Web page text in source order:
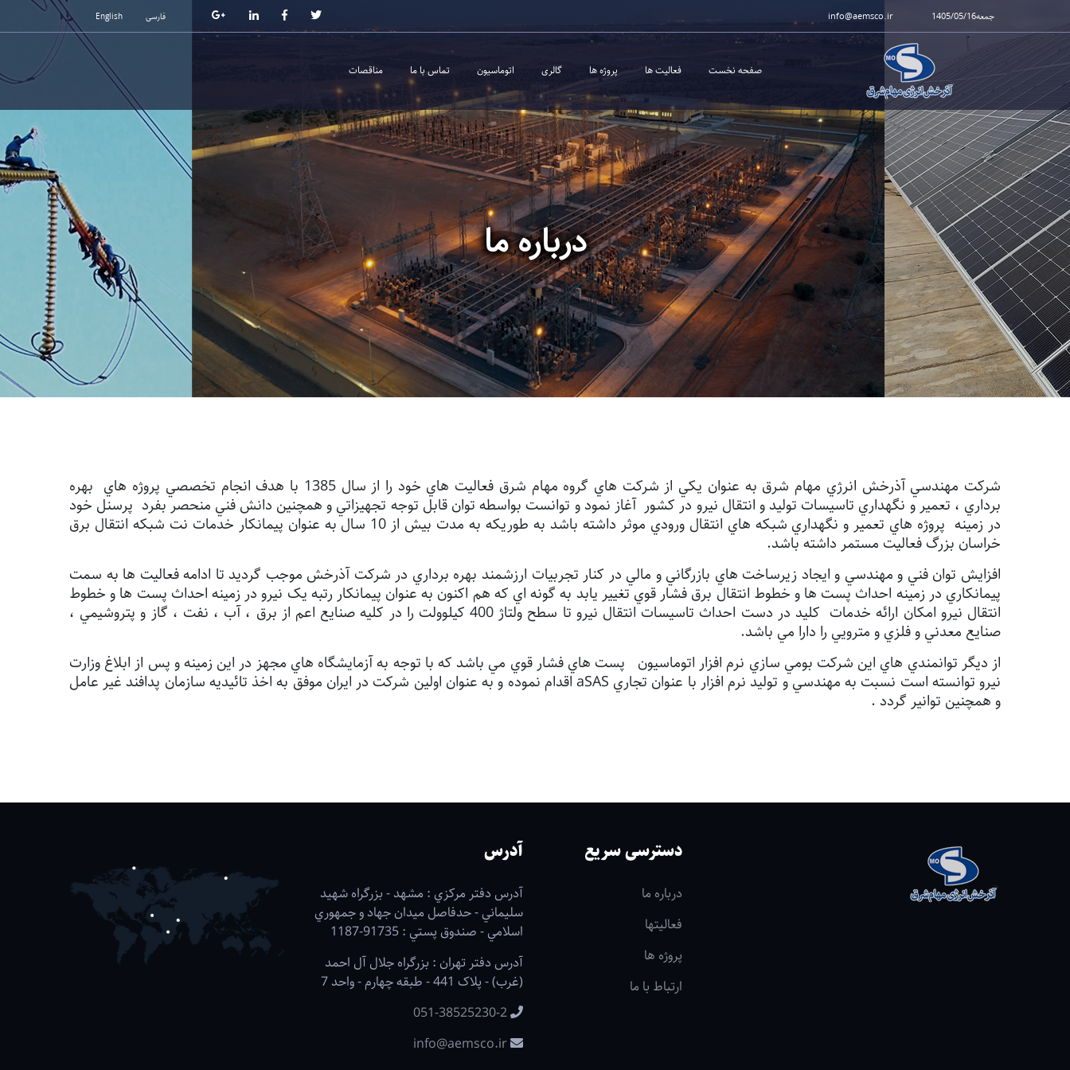
info@aemsco.ir جمعه1405/05/16 فارسی English
صفحه نخست فعالیت ها پروژه ها گالری اتوماسیون تماس با ما مناقصات
درباره ما
شرکت مهندسي آذرخش انرژي مهام شرق به عنوان يکي از شرکت هاي گروه مهام شرق فعاليت هاي خود را از سال 1385 با هدف انجام تخصصي پروژه هاي بهره
برداري ، تعمير و نگهداري تاسيسات توليد و انتقال نيرو در کشور آغاز نمود و توانست بواسطه توان قابل توجه تجهيزاتي و همچنين دانش فني منحصر بفرد پرسنل خود
در زمينه پروژه هاي تعمير و نگهداري شبکه هاي انتقال ورودي موثر داشته باشد به طوريکه به مدت بيش از 10 سال به عنوان پيمانکار خدمات نت شبکه انتقال برق
خراسان بزرگ فعاليت مستمر داشته باشد.
افزايش توان فني و مهندسي و ايجاد زيرساخت هاي بازرگاني و مالي در کنار تجربيات ارزشمند بهره برداري در شرکت آذرخش موجب گرديد تا ادامه فعاليت ها به سمت
پيمانکاري در زمينه احداث پست ها و خطوط انتقال برق فشار قوي تغيير يابد به گونه اي که هم اکنون به عنوان پيمانکار رتبه يک نيرو در زمينه احداث پست ها و خطوط
انتقال نيرو امکان ارائه خدمات کليد در دست احداث تاسيسات انتقال نيرو تا سطح ولتاژ 400 کیلوولت را در کليه صنايع اعم از برق ، آب ، نفت ، گاز و پتروشيمي ،
صنايع معدني و فلزي و مترويي را دارا مي باشد.
از ديگر توانمندي هاي اين شرکت بومي سازي نرم افزار اتوماسيون پست هاي فشار قوي مي باشد که با توجه به آزمايشگاه هاي مجهز در اين زمينه و پس از ابلاغ وزارت
نيرو توانسته است نسبت به مهندسي و توليد نرم افزار با عنوان تجاري aSAS اقدام نموده و به عنوان اولين شرکت در ايران موفق به اخذ تائيديه سازمان پدافند غير عامل
و همچنين توانير گردد .
دسترسی سریع
درباره ما
فعالیتها
پروژه ها
ارتباط با ما
آدرس
آدرس دفتر مرکزي : مشهد - بزرگراه شهيد
سليماني - حدفاصل ميدان جهاد و جمهوري
اسلامي - صندوق پستي : 91735-1187
آدرس دفتر تهران : بزرگراه جلال آل احمد
(غرب) - پلاک 441 - طبقه چهارم - واحد 7
051-38525230-2
info@aemsco.ir